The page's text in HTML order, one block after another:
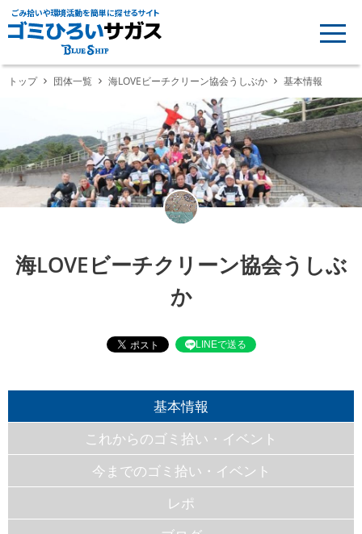
ごみ拾いや環境活動を簡単に探せるサイト
トップ 団体一覧 海LOVEビーチクリーン協会うしぶか 基本情報
海LOVEビーチクリーン協会うしぶ
か
LINEで送る
基本情報
これからのゴミ拾い・イベント
今までのゴミ拾い・イベント
レポ